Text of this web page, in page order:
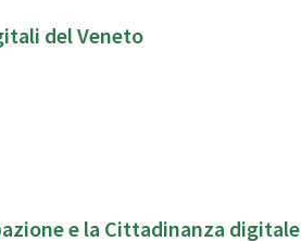
del Veneto
e la Cittadinanza digitale